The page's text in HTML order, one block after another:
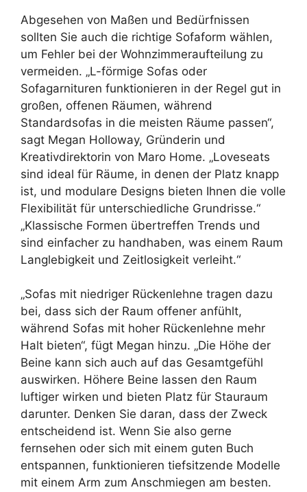
Abgesehen von Maßen und Bedürfnissen
sollten Sie auch die richtige Sofaform wählen,
um Fehler bei der Wohnzimmeraufteilung zu
vermeiden. „L-förmige Sofas oder
Sofagarnituren funktionieren in der Regel gut in
großen, offenen Räumen, während
Standardsofas in die meisten Räume passen“,
sagt Megan Holloway, Gründerin und
Kreativdirektorin von Maro Home. „Loveseats
sind ideal für Räume, in denen der Platz knapp
ist, und modulare Designs bieten Ihnen die volle
Flexibilität für unterschiedliche Grundrisse.“
„Klassische Formen übertreffen Trends und
sind einfacher zu handhaben, was einem Raum
Langlebigkeit und Zeitlosigkeit verleiht.“
„Sofas mit niedriger Rückenlehne tragen dazu
bei, dass sich der Raum offener anfühlt,
während Sofas mit hoher Rückenlehne mehr
Halt bieten“, fügt Megan hinzu. „Die Höhe der
Beine kann sich auch auf das Gesamtgefühl
auswirken. Höhere Beine lassen den Raum
luftiger wirken und bieten Platz für Stauraum
darunter. Denken Sie daran, dass der Zweck
entscheidend ist. Wenn Sie also gerne
fernsehen oder sich mit einem guten Buch
entspannen, funktionieren tiefsitzende Modelle
mit einem Arm zum Anschmiegen am besten.